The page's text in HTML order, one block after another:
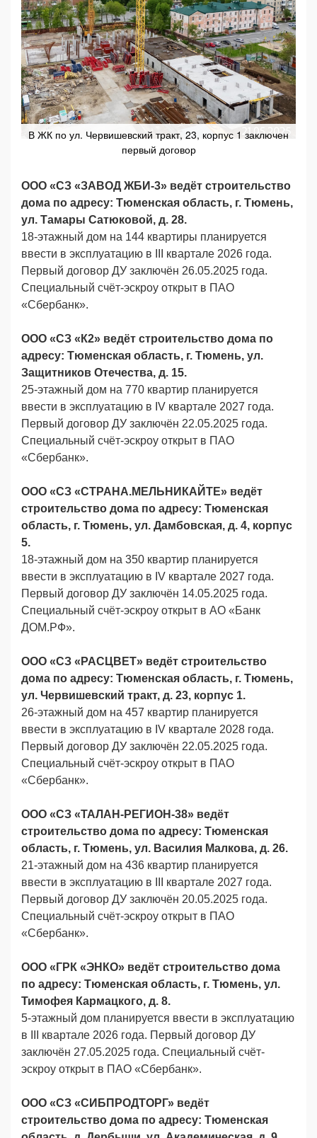
В ЖК по ул. Червишевский тракт, 23, корпус 1 заключен
первый договор
ООО «СЗ «ЗАВОД ЖБИ-3» ведёт строительство
дома по адресу: Тюменская область, г. Тюмень,
ул. Тамары Сатюковой, д. 28.
18-этажный дом на 144 квартиры планируется
ввести в эксплуатацию в III квартале 2026 года.
Первый договор ДУ заключён 26.05.2025 года.
Специальный счёт-эскроу открыт в ПАО
«Сбербанк».
ООО «СЗ «К2» ведёт строительство дома по
адресу: Тюменская область, г. Тюмень, ул.
Защитников Отечества, д. 15.
25-этажный дом на 770 квартир планируется
ввести в эксплуатацию в IV квартале 2027 года.
Первый договор ДУ заключён 22.05.2025 года.
Специальный счёт-эскроу открыт в ПАО
«Сбербанк».
ООО «СЗ «СТРАНА.МЕЛЬНИКАЙТЕ» ведёт
строительство дома по адресу: Тюменская
область, г. Тюмень, ул. Дамбовская, д. 4, корпус
5.
18-этажный дом на 350 квартир планируется
ввести в эксплуатацию в IV квартале 2027 года.
Первый договор ДУ заключён 14.05.2025 года.
Специальный счёт-эскроу открыт в АО «Банк
ДОМ.РФ».
ООО «СЗ «РАСЦВЕТ» ведёт строительство
дома по адресу: Тюменская область, г. Тюмень,
ул. Червишевский тракт, д. 23, корпус 1.
26-этажный дом на 457 квартир планируется
ввести в эксплуатацию в IV квартале 2028 года.
Первый договор ДУ заключён 22.05.2025 года.
Специальный счёт-эскроу открыт в ПАО
«Сбербанк».
ООО «СЗ «ТАЛАН-РЕГИОН-38» ведёт
строительство дома по адресу: Тюменская
область, г. Тюмень, ул. Василия Малкова, д. 26.
21-этажный дом на 436 квартир планируется
ввести в эксплуатацию в III квартале 2027 года.
Первый договор ДУ заключён 20.05.2025 года.
Специальный счёт-эскроу открыт в ПАО
«Сбербанк».
ООО «ГРК «ЭНКО» ведёт строительство дома
по адресу: Тюменская область, г. Тюмень, ул.
Тимофея Кармацкого, д. 8.
5-этажный дом планируется ввести в эксплуатацию
в III квартале 2026 года. Первый договор ДУ
заключён 27.05.2025 года. Специальный счёт-
эскроу открыт в ПАО «Сбербанк».
ООО «СЗ «СИБПРОДТОРГ» ведёт
строительство дома по адресу: Тюменская